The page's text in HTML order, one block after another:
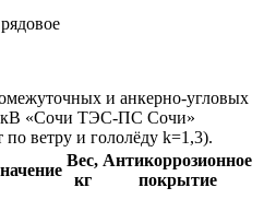
рядовое
и анкерно-угловых
кВ «Сочи ТЭС-ПС Сочи»
ветру и гололёду k=1,3).
Вес,
кг
Антикоррозионное
покрытие